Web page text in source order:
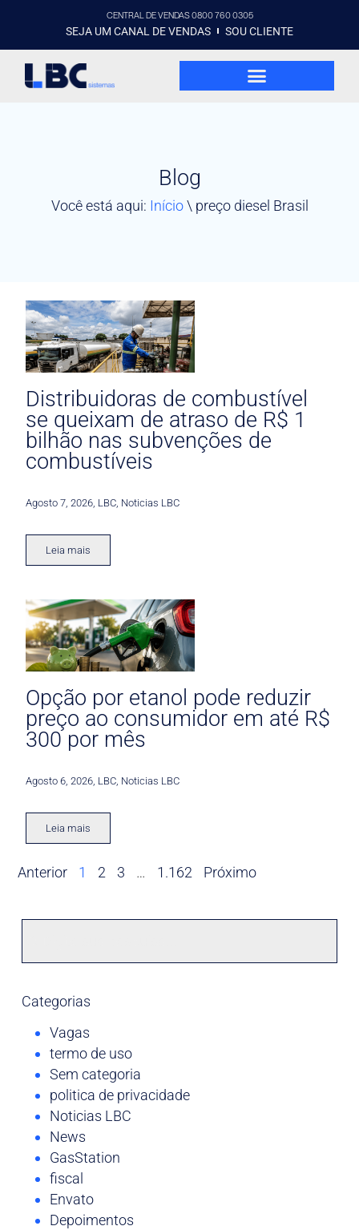
CENTRAL DE VENDAS 0800 760 0305
SEJA UM CANAL DE VENDAS SOU CLIENTE
Blog
Você está aqui: Início\ preço diesel Brasil
Distribuidoras de combustível
se queixam de atraso de R$ 1
bilhão nas subvenções de
combustíveis
Agosto 7, 2026 LBC Noticias LBC
Leia mais
Opção por etanol pode reduzir
preço ao consumidor em até R$
300 por mês
Agosto 6, 2026 LBC Noticias LBC
Leia mais
Anterior 1 2 3 … 1.162 Próximo
Categorias
Vagas
termo de uso
Sem categoria
politica de privacidade
Noticias LBC
News
GasStation
fiscal
Envato
Depoimentos